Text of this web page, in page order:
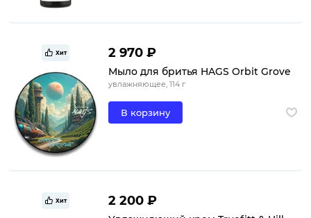
Хит 2 970 ₽
Мыло для бритья HAGS Orbit Grove
увлажняющее, 114 г
В корзину
Хит 2 200 ₽